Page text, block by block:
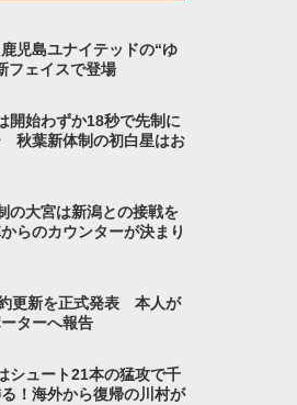
児島ユナイテッドの“ゆ
フェイスで登場
開始わずか18秒で先制に
秋葉新体制の初白星はお
の大宮は新潟との接戦を
らのカウンターが決まり
更新を正式発表 本人が
ターへ報告
シュート21本の猛攻で千
！海外から復帰の川村が